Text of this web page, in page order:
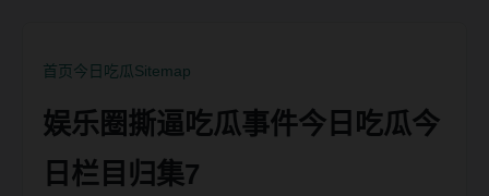
首页今日吃瓜Sitemap
娱乐圈撕逼吃瓜事件今日吃瓜今
日栏目归集7